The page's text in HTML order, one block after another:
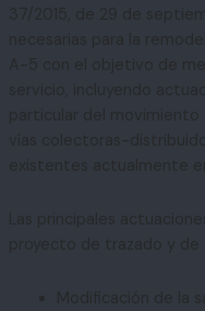
37/2015, de 29 de
necesarias para la
A-5 con el objetivo de
servicio, incluyendo
particular del movimiento
vías colectoras-
existentes actualmente
Las principales
proyecto de trazado y de
Modificación de la